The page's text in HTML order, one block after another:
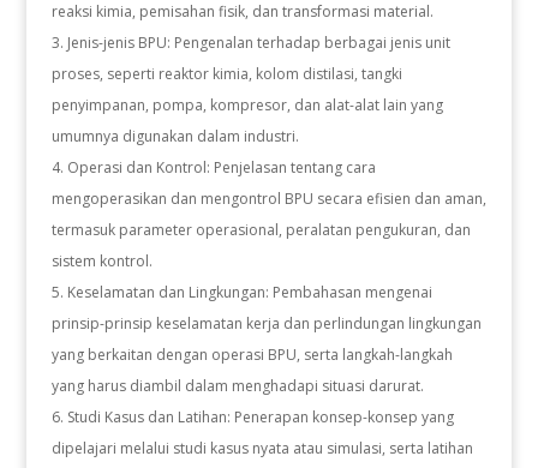
reaksi kimia, pemisahan fisik, dan transformasi material.
Jenis-jenis BPU: Pengenalan terhadap berbagai jenis unit
proses, seperti reaktor kimia, kolom distilasi, tangki
penyimpanan, pompa, kompresor, dan alat-alat lain yang
umumnya digunakan dalam industri.
Operasi dan Kontrol: Penjelasan tentang cara
mengoperasikan dan mengontrol BPU secara efisien dan aman,
termasuk parameter operasional, peralatan pengukuran, dan
sistem kontrol.
Keselamatan dan Lingkungan: Pembahasan mengenai
prinsip-prinsip keselamatan kerja dan perlindungan lingkungan
yang berkaitan dengan operasi BPU, serta langkah-langkah
yang harus diambil dalam menghadapi situasi darurat.
Studi Kasus dan Latihan: Penerapan konsep-konsep yang
dipelajari melalui studi kasus nyata atau simulasi, serta latihan